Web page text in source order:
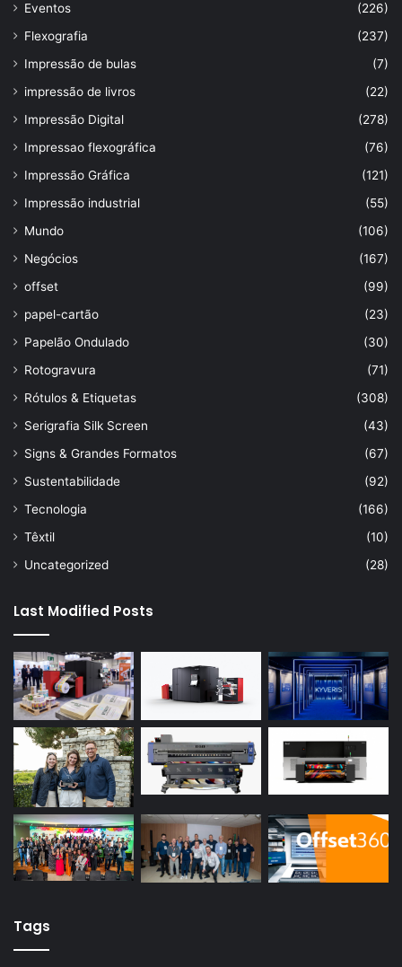
Eventos
(226)
Flexografia
(237)
Impressão de bulas
(7)
impressão de livros
(22)
Impressão Digital
(278)
Impressao flexográfica
(76)
Impressão Gráfica
(121)
Impressão industrial
(55)
Mundo
(106)
Negócios
(167)
offset
(99)
papel-cartão
(23)
Papelão Ondulado
(30)
Rotogravura
(71)
Rótulos & Etiquetas
(308)
Serigrafia Silk Screen
(43)
Signs & Grandes Formatos
(67)
Sustentabilidade
(92)
Tecnologia
(166)
Têxtil
(10)
Uncategorized
(28)
Last Modified Posts
Tags